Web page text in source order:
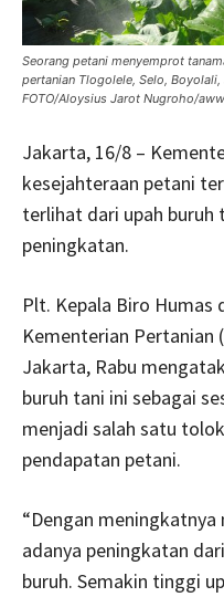
Seorang petani menyemprot
pertanian Tlogolele, Selo, Boyolali,
FOTO/Aloysius Jarot Nugroho/
Jakarta, 16/8 –
kesejahteraan petani
terlihat dari upah buruh
peningkatan.
Plt. Kepala Biro Humas
Kementerian Pertanian
Jakarta, Rabu
buruh tani ini sebagai
menjadi salah satu
pendapatan petani.
“Dengan
adanya peningkatan
buruh. Semakin tinggi